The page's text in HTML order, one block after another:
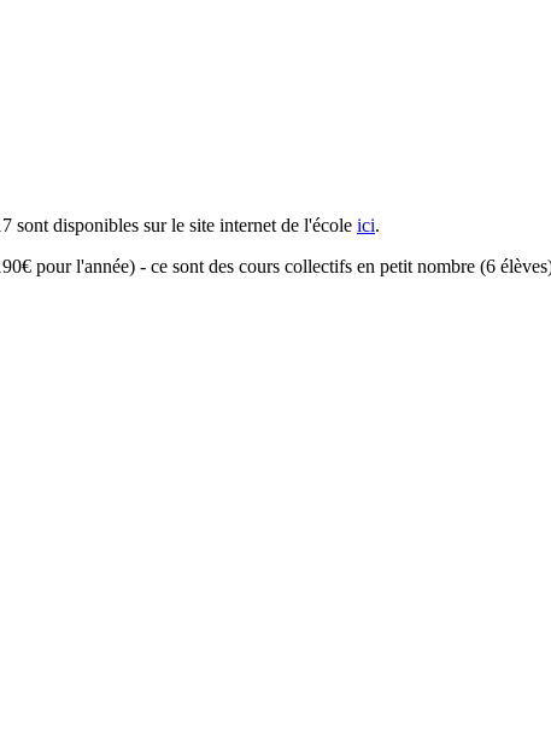
sont disponibles sur le site internet de l'école ici.
pour l'année) - ce sont des cours collectifs en petit nombre (6